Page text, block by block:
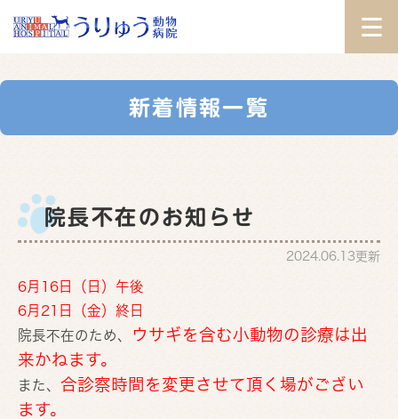
新着情報一覧
院長不在のお知らせ
2024.06.13更新
6月16日（日）午後
6月21日（金）終日
院長不在のため、
ウサギを含む小動物の診療は出
来かねます。
また、 合診察時間を変更させて頂く場がござい
ます。